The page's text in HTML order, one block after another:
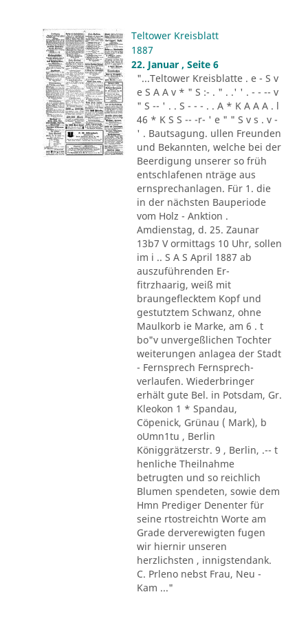
Teltower Kreisblatt
1887
22. Januar , Seite 6
"...Teltower Kreisblatte . e - S v
e S A A v * " S :- . " . .' ' . - - -- v
" S -- ' . . S - - - . . A * K A A A . l
46 * K S S -- -r- ' e " " S v s . v -
' . Bautsagung. ullen Freunden
und Bekannten, welche bei der
Beerdigung unserer so früh
entschlafenen nträge aus
ernsprechanlagen. Für 1. die
in der nächsten Bauperiode
vom Holz - Anktion .
Amdienstag, d. 25. Zaunar
13b7 V ormittags 10 Uhr, sollen
im i .. S A S April 1887 ab
auszuführenden Er-
fitrzhaarig, weiß mit
braungeflecktem Kopf und
gestutztem Schwanz, ohne
Maulkorb ie Marke, am 6 . t
bo"v unvergeßlichen Tochter
weiterungen anlagea der Stadt
- Fernsprech Fernsprech-
verlaufen. Wiederbringer
erhält gute Bel. in Potsdam, Gr.
Kleokon 1 * Spandau,
Cöpenick, Grünau ( Mark), b
oUmn1tu , Berlin
Königgrätzerstr. 9 , Berlin, .-- t
henliche Theilnahme
betrugten und so reichlich
Blumen spendeten, sowie dem
Hmn Prediger Denenter für
seine rtostreichtn Worte am
Grade derverewigten fugen
wir hiernir unseren
herzlichsten , innigstendank.
C. Prleno nebst Frau, Neu -
Kam ..."